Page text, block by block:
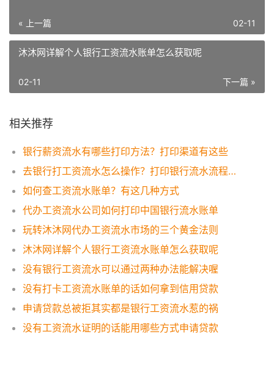
« 上一篇 02-11
沐沐网详解个人银行工资流水账单怎么获取呢
下一篇 »
02-11
相关推荐
银行薪资流水有哪些打印方法？打印渠道有这些
去银行打工资流水怎么操作？打印银行流水流程一览
如何查工资流水账单？有这几种方式
代办工资流水公司如何打印中国银行流水账单
玩转沐沐网代办工资流水市场的三个黄金法则
沐沐网详解个人银行工资流水账单怎么获取呢
没有银行工资流水可以通过两种办法能解决喔
没有打卡工资流水账单的话如何拿到信用贷款
申请贷款总被拒其实都是银行工资流水惹的祸
没有工资流水证明的话能用哪些方式申请贷款